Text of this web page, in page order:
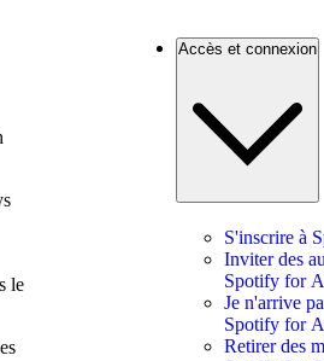
le
Accès et connexion
S'inscrire à
Inviter des
Spotify for
Je n'arrive
Spotify for
Retirer des